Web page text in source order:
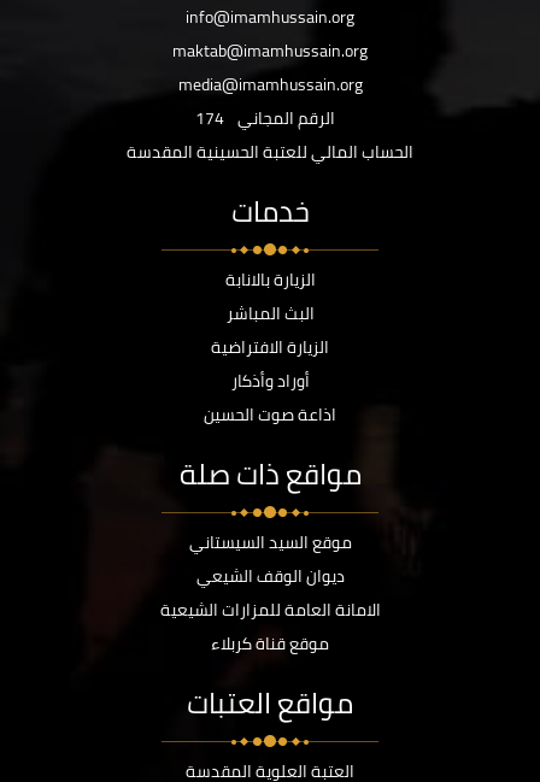
info@imamhussain.org
maktab@imamhussain.org
media@imamhussain.org
الرقم المجاني 174
الحساب المالي للعتبة الحسينية المقدسة
خدمات
الزيارة بالانابة
البث المباشر
الزيارة الافتراضية
أوراد وأذكار
اذاعة صوت الحسين
مواقع ذات صلة
موقع السيد السيستاني
ديوان الوقف الشيعي
الامانة العامة للمزارات الشيعية
موقع قناة كربلاء
مواقع العتبات
العتبة العلوية المقدسة